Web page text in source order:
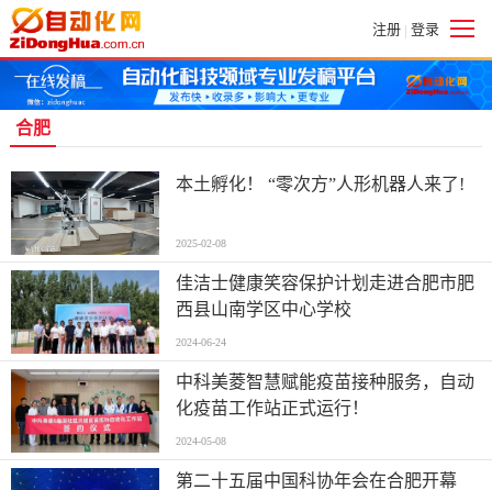
注册 | 登录
合肥
本土孵化！ “零次方”人形机器人来了!
2025-02-08
佳洁士健康笑容保护计划走进合肥市肥
西县山南学区中心学校
2024-06-24
中科美菱智慧赋能疫苗接种服务，自动
化疫苗工作站正式运行！
2024-05-08
第二十五届中国科协年会在合肥开幕